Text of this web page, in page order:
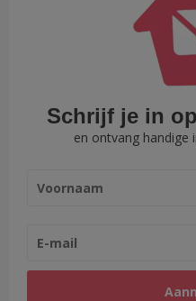
Schrijf je in
en ontvang handige